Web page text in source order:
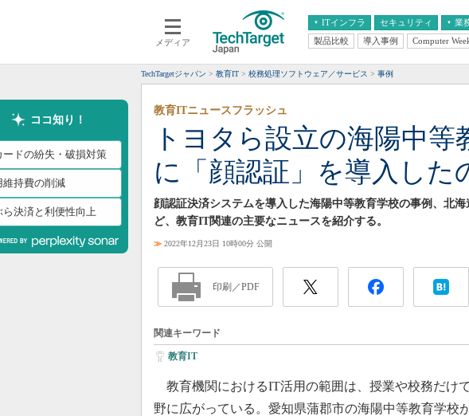
メディア
ITインフラ
クラウド
スマートモバイル
ネットワーク
システム運用管理
セキュリティ 業
エンタープライズAI
ERP
情報系システム
経営とIT
製品比較 導入事例 Computer
TechTargetジャパン 教育IT 校務処理ソフトウェア／サービス 事例
ココ知り！
ードの紛失・破損対策
維持費の削減
ら決済と利便性向上
トヨタら設立の海陽中等
に「顔認証」を導入した
教育ITニュースフラッシュ
顔認証決済システムを導入した海陽中等教育学校の事例、北
ど、教育IT関連の主要なニュースを紹介する。
≫ 2022年12月23日 10時00分 公開
印刷／PDF
関連キーワード
教育IT
教育機関におけるIT活用の範囲は、授業や校務だけ
野に広がっている。愛知県蒲郡市の海陽中等教育学校